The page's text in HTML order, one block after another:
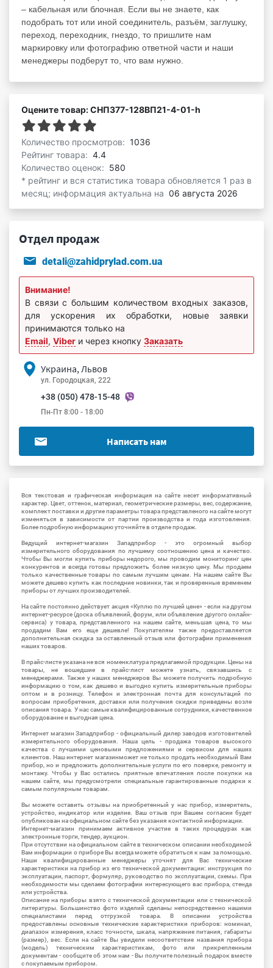
– кабельная или блочная. Если вы не знаете, как
подобрать тот или иной соединитель, разъём, заглушку,
переход, переходник, гнездо, то пришлите нам
маркировку или фотографию ответной части и наши
менеджеры подберут то, что вам нужно.
Оцените товар: СНП377-128ВП21-4-01-h
Количество просмотров: 1036
Рейтинг товара: 4.4
Количество оценок: 580
* рейтинг и вся статистика товара обновляется 1 раз в
месяц; информация актуальна на 06 августа 2026
Отдел продаж
detali@zahidprylad.com.ua
Внимание!
В связи с большим количеством входных заказов,
для ускорения их обработки, новые заявки
принимаются только на
Email, Viber и через кнопку Заказать
Украина, Львов
ул. Городоцкая, 222
+38 (050) 478-15-48
Пн-Пт 8:00 - 18:00
Написать нам
Вся текстовая и графическая информация на сайте несет информативный
характер. Цвет, оттенок, материал, геометрические размеры, вес, содержание,
комплект поставки и другие параметры товара представленого на сайте могут
изменяться в зависимости от партии производства и года изготовления.
Более подробную информацию уточняйте в отделе продаж.
Ведущий интернет-магазин Западприбор - это огромный выбор
измерительного оборудования по лучшему соотношению цена и качество.
Чтобы Вы могли купить приборы недорого, мы проводим мониторинг цен
конкурентов и всегда готовы предложить более низкую цену. Мы продаем
только качественные товары по самым лучшим ценам. На нашем сайте Вы
можете дешево купить как последние новинки, так и проверенные временем
приборы от лучших производителей.
На сайте постоянно действует акция «Куплю по лучшей цене» - если на другом
интернет-ресурсе (доска объявлений, форум, или объявление другого онлайн-
сервиса) у товара, представленного на нашем сайте, меньшая цена, то мы
продадим Вам его еще дешевле! Покупателям также предоставляется
дополнительная скидка за оставленный отзыв или фотографии применения
наших товаров.
В прайс-листе указана не вся номенклатура предлагаемой продукции. Цены на
товары, не вошедшие в прайс-лист можете узнать, связавшись с
менеджерами. Также у наших менеджеров Вы можете получить подробную
информацию о том, как дешево и выгодно купить измерительные приборы
оптом и в розницу. Телефон и электронная почта для консультаций по
вопросам приобретения, доставки или получения скидки приведены возле
описания товара. У нас самые квалифицированные сотрудники, качественное
оборудование и выгодная цена.
Интернет магазин Западприбор - официальный дилер заводов изготовителей
измерительного оборудования. Наша цель - продажа товаров высокого
качества с лучшими ценовыми предложениями и сервисом для наших
клиентов. Наш интернет магазинможет не только продать необходимый Вам
прибор, но и предложить дополнительные услуги по его поверке, ремонту и
монтажу. Чтобы у Вас остались приятные впечатления после покупки на
нашем сайте, мы предусмотрели специальные гарантированные подарки к
самым популярным товарам.
Вы можете оставить отзывы на приобретенный у нас прибор, измеритель,
устройство, индикатор или изделие. Ваш отзыв при Вашем согласии будет
опубликован на официальном сайте без указания контактной информации.
Интернет-магазин принимаем активное участие в таких процедурах как
электронные торги, тендер, аукцион.
При отсутствии на официальном сайте в техническом описании необходимой
Вам информации о приборе Вы всегда можете обратиться к нам за помощью.
Наши квалифицированные менеджеры уточнят для Вас технические
характеристики на прибор из его технической документации: инструкция по
эксплуатации, паспорт, формуляр, руководство по эксплуатации, схемы. При
необходимости мы сделаем фотографии интересующего вас прибора, стенда
или устройства.
Описание на приборы взято с технической документации или с технической
литературы. Большинство фото изделий сделаны непосредственно нашими
специалистами перед отгрузкой товара. В описании устройства
предоставлены основные технические характеристики приборов: номинал,
диапазон измерения, класс точности, шкала, напряжение питания, габариты
(размер), вес. Если на сайте Вы увидели несоответствие названия прибора
(модель) техническим характеристикам, фото или прикрепленным
документам - сообщите об этом нам - Вы получите полезный подарок вместе
с покупаемым прибором.